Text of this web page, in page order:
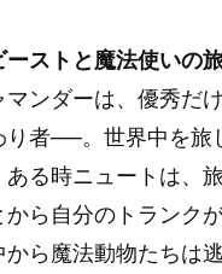
ストと魔法使いの
ンダーは、優秀だ
者──。世界中を旅
ある時ニュートは、
ら自分のトランク
ら魔法動物たちは